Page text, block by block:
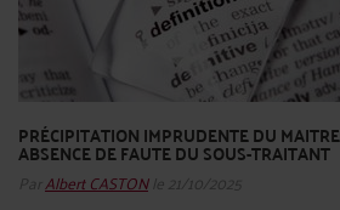
PRÉCIPITATION IMPRUDENTE DU
ABSENCE DE FAUTE DU SOUS-TRAITANT
ParAlbert CASTONle 21/10/2025